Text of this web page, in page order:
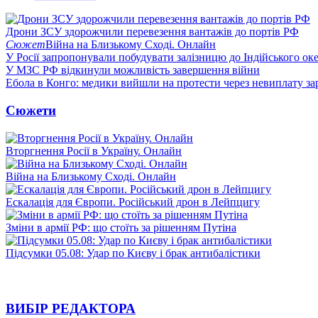
Дрони ЗСУ здорожчили перевезення вантажів до портів РФ
СюжетВійна на Близькому Сході. Онлайн
У Росії запропонували побудувати залізницю до Індійського
У МЗС РФ відкинули можливість завершення війни
Ебола в Конго: медики вийшли на протести через невиплату
Сюжети
Вторгнення Росії в Україну. Онлайн
Війна на Близькому Сході. Онлайн
Ескалація для Європи. Російський дрон в Лейпцигу
Зміни в армії РФ: що стоїть за рішенням Путіна
Підсумки 05.08: Удар по Києву і брак антибалістики
ВИБІР РЕДАКТОРА